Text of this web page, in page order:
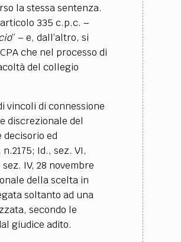
la stessa sentenza.
335 c.p.c. –
” – e, dall’altro, si
che nel processo di
del collegio
vincoli di connessione
discrezionale del
ed
Id., sez. VI,
IV, 28 novembre
della scelta in
soltanto ad una
secondo le
giudice adito.